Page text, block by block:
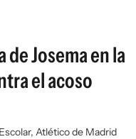
de Josema en la
el acoso
Atlético de Madrid